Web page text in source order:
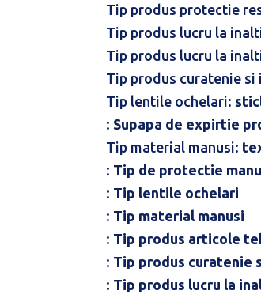
Tip produs protectie
Tip produs lucru la
Tip produs lucru la
Tip produs curatenie si
Tip lentile ochelari:
: Supapa de expirtie
Tip material manusi:
: Tip de protectie
: Tip lentile ochelari
: Tip material manusi
: Tip produs articole
: Tip produs curatenie
: Tip produs lucru la